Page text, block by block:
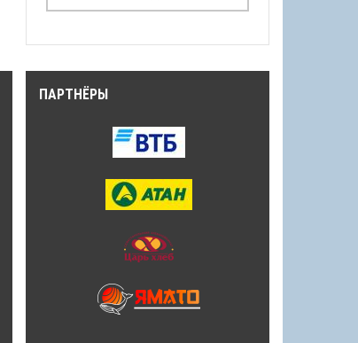
ПАРТНЁРЫ